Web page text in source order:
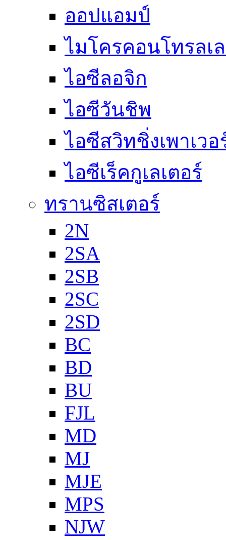
ออปแอมป์
ไมโครคอนโทรลเ
ไอซีลอจิก
ไอซีวันชิพ
ไอซีสวิทชิ่งเพาเว
ไอซีเร็คกูเลเตอร์
ทรานซิสเตอร์
2N
2SA
2SB
2SC
2SD
BC
BD
BU
FJL
MD
MJ
MJE
MPS
NJW